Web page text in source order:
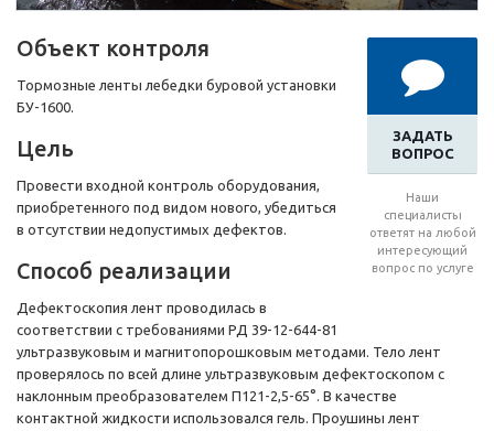
ЗАДАТЬ
ВОПРОС
Наши
специалисты
ответят на любой
интересующий
вопрос по услуге
Объект контроля
Тормозные ленты лебедки буровой установки
БУ-1600.
Цель
Провести входной контроль оборудования,
приобретенного под видом нового, убедиться
в отсутствии недопустимых дефектов.
Способ реализации
Дефектоскопия лент проводилась в
соответствии с требованиями РД 39-12-644-81
ультразвуковым и магнитопорошковым методами. Тело лент
проверялось по всей длине ультразвуковым дефектоскопом с
наклонным преобразователем П121-2,5-65°. В качестве
контактной жидкости использовался гель. Проушины лент